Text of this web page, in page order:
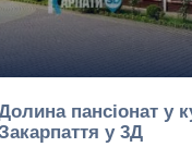
пансіонат у
у 3Д